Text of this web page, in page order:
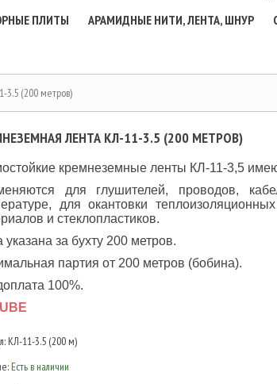
ПЛИТЫ АРАМИДНЫЕ НИТИ, ЛЕНТА, ШНУР
3.5 (200 метров)
ЛЕНТА КЛ-11-3.5 (200 МЕТРОВ)
кремнеземные ленты КЛ-11-3,5
для глушителей, проводов,
для окантовки
и стеклопластиков.
указана за бухту 200 метров.
партия от 200 метров (бобина).
100%.
КЛ-11-3.5 (200 м)
Есть в наличии